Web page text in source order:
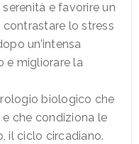
e favorire un
lo stress
un’intensa
e migliorare la
biologico che
che condiziona le
il ciclo circadiano.